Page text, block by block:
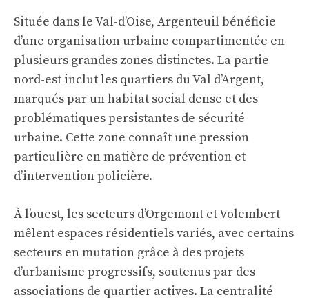
Située dans le Val-d’Oise, Argenteuil bénéficie
d’une organisation urbaine compartimentée en
plusieurs grandes zones distinctes. La partie
nord-est inclut les quartiers du Val d’Argent,
marqués par un habitat social dense et des
problématiques persistantes de sécurité
urbaine. Cette zone connaît une pression
particulière en matière de prévention et
d’intervention policière.
À l’ouest, les secteurs d’Orgemont et Volembert
mêlent espaces résidentiels variés, avec certains
secteurs en mutation grâce à des projets
d’urbanisme progressifs, soutenus par des
associations de quartier actives. La centralité